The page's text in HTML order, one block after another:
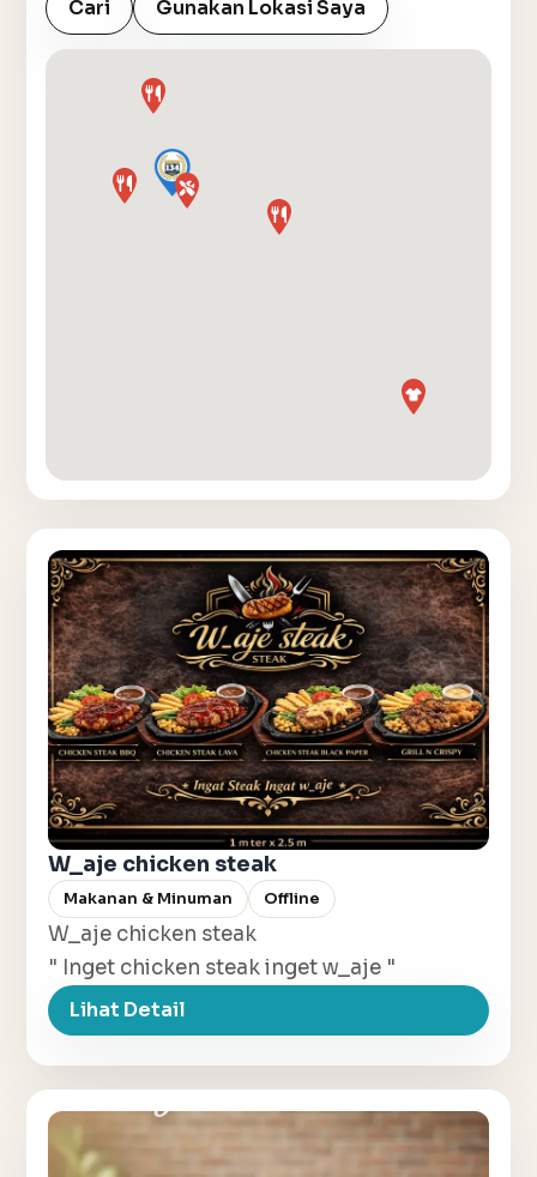
Cari Gunakan Lokasi Saya
W_aje chicken steak
Makanan & Minuman Offline
W_aje chicken steak
" Inget chicken steak inget w_aje "
Lihat Detail